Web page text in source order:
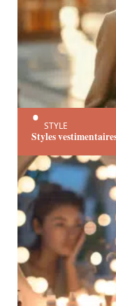
STYLE
Styles